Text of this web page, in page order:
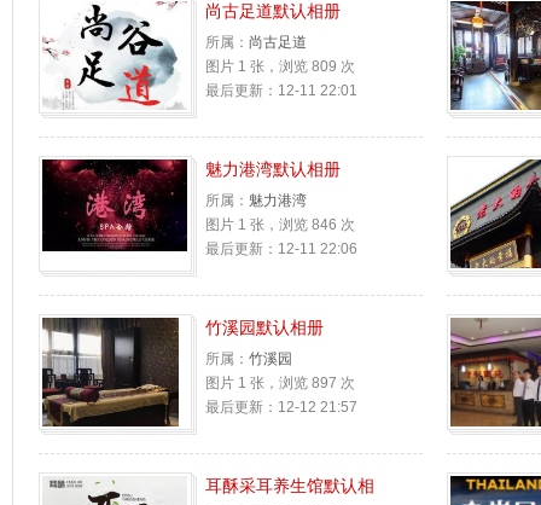
尚古足道默认相册
所属： 尚古足道
图片 1 张，浏览 809 次
最后更新：12-11 22:01
魅力港湾默认相册
所属： 魅力港湾
图片 1 张，浏览 846 次
最后更新：12-11 22:06
竹溪园默认相册
所属： 竹溪园
图片 1 张，浏览 897 次
最后更新：12-12 21:57
耳酥采耳养生馆默认相